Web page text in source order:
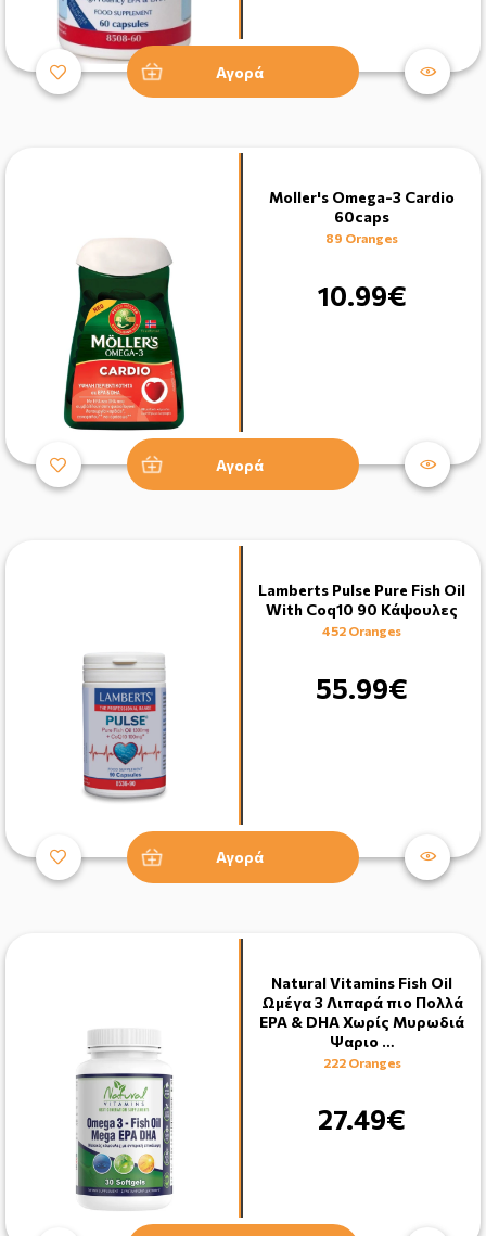
Αγορά
Moller's Omega-3 Cardio
60caps
89 Oranges
10.99€
Αγορά
Lamberts Pulse Pure Fish Oil
With Coq10 90 Κάψουλες
452 Oranges
55.99€
Αγορά
Natural Vitamins Fish Oil
Ωμέγα 3 Λιπαρά πιο Πολλά
EPA & DHA Χωρίς Μυρωδιά
Ψαριο …
222 Oranges
27.49€